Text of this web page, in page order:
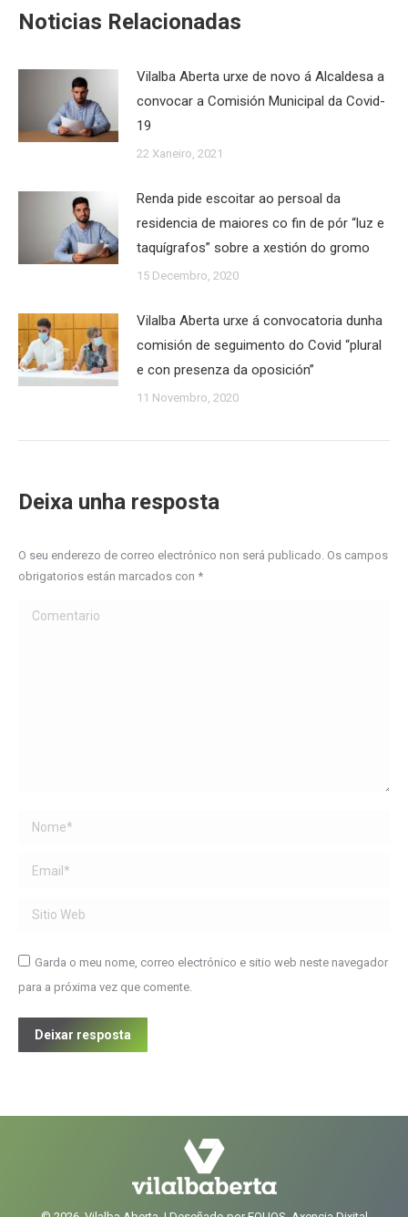
Noticias Relacionadas
Vilalba Aberta urxe de novo á Alcaldesa a
convocar a Comisión Municipal da Covid-
19
22 Xaneiro, 2021
Renda pide escoitar ao persoal da
residencia de maiores co fin de pór “luz e
taquígrafos” sobre a xestión do gromo
15 Decembro, 2020
Vilalba Aberta urxe á convocatoria dunha
comisión de seguimento do Covid “plural
e con presenza da oposición”
11 Novembro, 2020
Deixa unha resposta
O seu enderezo de correo electrónico non será publicado. Os campos
obrigatorios están marcados con *
Comentario
Name *
Email *
Sitio Web
Garda o meu nome, correo electrónico e sitio web neste navegador
para a próxima vez que comente.
Deixar resposta